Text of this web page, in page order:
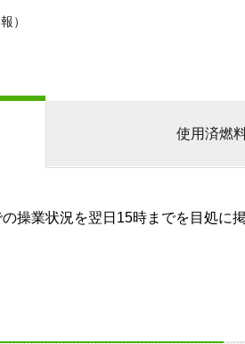
）
使用済燃
操業状況を翌日15時までを目処に